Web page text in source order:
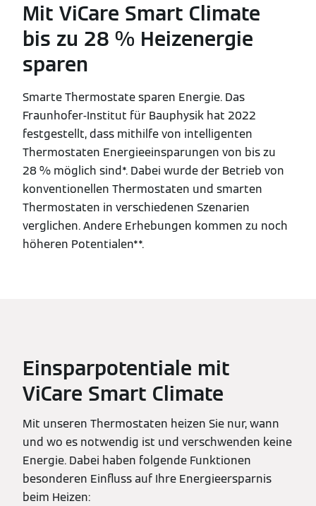
Mit ViCare Smart Climate
bis zu 28 % Heizenergie
sparen
Smarte Thermostate sparen Energie. Das
Fraunhofer-Institut für Bauphysik hat 2022
festgestellt, dass mithilfe von intelligenten
Thermostaten Energieeinsparungen von bis zu
28 % möglich sind*. Dabei wurde der Betrieb von
konventionellen Thermostaten und smarten
Thermostaten in verschiedenen Szenarien
verglichen. Andere Erhebungen kommen zu noch
höheren Potentialen**.
Einsparpotentiale mit
ViCare Smart Climate
Mit unseren Thermostaten heizen Sie nur, wann
und wo es notwendig ist und verschwenden keine
Energie. Dabei haben folgende Funktionen
besonderen Einfluss auf Ihre Energieersparnis
beim Heizen: